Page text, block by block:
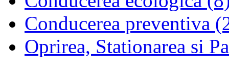
Conducerea preventiva
Oprirea, Stationarea si